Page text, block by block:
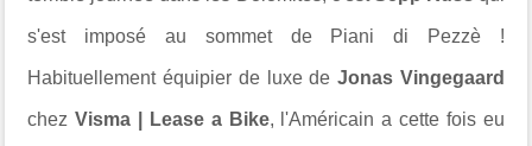
s'est imposé au sommet de Piani di Pezzè !
Habituellement équipier de luxe de Jonas Vingegaard
chezVisma | Lease a Bike, l'Américain a cette fois eu